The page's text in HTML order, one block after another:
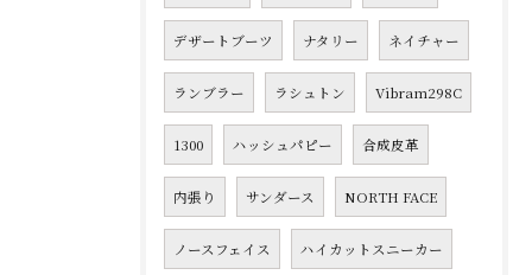
デザートブーツ ナタリー ネイチャー
ランブラー ラシュトン Vibram298C
1300 ハッシュパピー 合成皮革
内張り サンダース NORTH FACE
ノースフェイス ハイカットスニーカー